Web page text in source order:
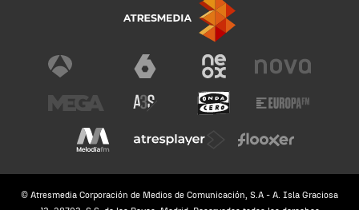
© Atresmedia Corporación de Medios de Comunicación, S.A - A. Isla Graciosa